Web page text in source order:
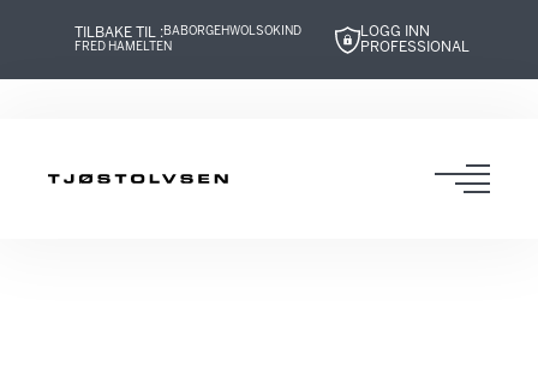
innhold
navigasjon
innhold
navigasjon
TILBAKE TIL :BABORGEHWOLSOKIND
FRED HAMELTEN
LOGG INN
PROFESSIONAL